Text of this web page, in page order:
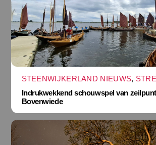
STEENWIJKERLAND NIEUWS,
Indrukwekkend schouwspel van
Bovenwiede